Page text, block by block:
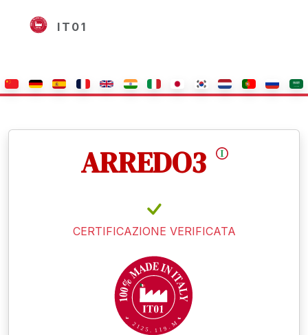
IT01
ARREDO3
CERTIFICAZIONE VERIFICATA
212 5 . 1 1 9 .M